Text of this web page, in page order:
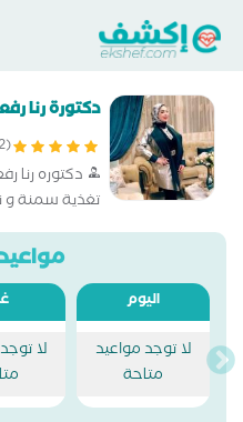
دكتورة رنا
(2 تقييم)
دكتوره رنا
تغذية سمنة و
القومي
الشرطة
اليوم
لا توجد مواعيد
متاحة
لا